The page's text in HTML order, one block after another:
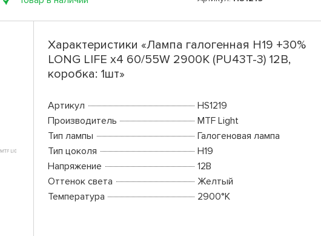
Характеристики «Лампа галогенная H19 +30%
LONG LIFE x4 60/55W 2900К (PU43T-3) 12В,
коробка: 1шт»
Артикул
HS1219
Производитель
MTF Light
Тип лампы
Галогеновая лампа
Тип цоколя
H19
Напряжение
12В
Оттенок света
Желтый
Температура
2900°K